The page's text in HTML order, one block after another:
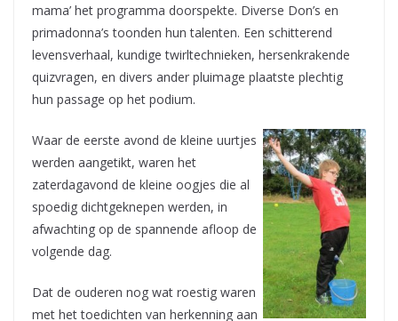
mama’ het programma doorspekte. Diverse Don’s en
primadonna’s toonden hun talenten. Een schitterend
levensverhaal, kundige twirltechnieken, hersenkrakende
quizvragen, en divers ander pluimage plaatste plechtig
hun passage op het podium.
Waar de eerste avond de kleine uurtjes
werden aangetikt, waren het
zaterdagavond de kleine oogjes die al
spoedig dichtgeknepen werden, in
afwachting op de spannende afloop de
volgende dag.
Dat de ouderen nog wat roestig waren
met het toedichten van herkenning aan